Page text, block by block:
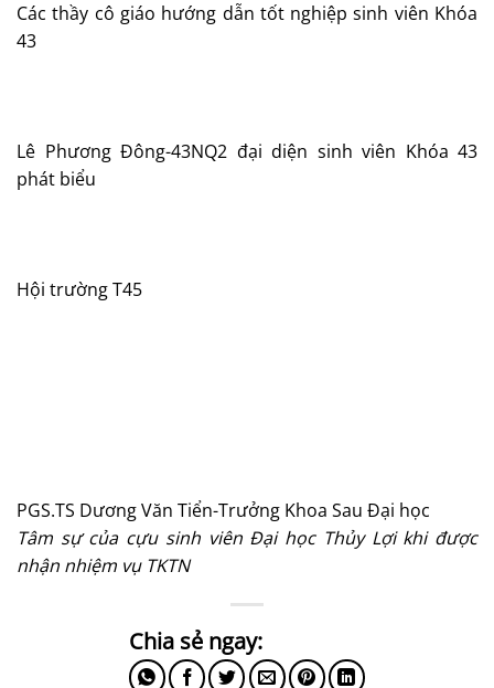
Các thầy cô giáo hướng dẫn tốt nghiệp sinh viên Khóa
43
Lê Phương Đông-43NQ2 đại diện sinh viên Khóa 43
phát biểu
Hội trường T45
PGS.TS Dương Văn Tiển-Trưởng Khoa Sau Đại học
Tâm sự của cựu sinh viên Đại học Thủy Lợi khi được
nhận nhiệm vụ TKTN